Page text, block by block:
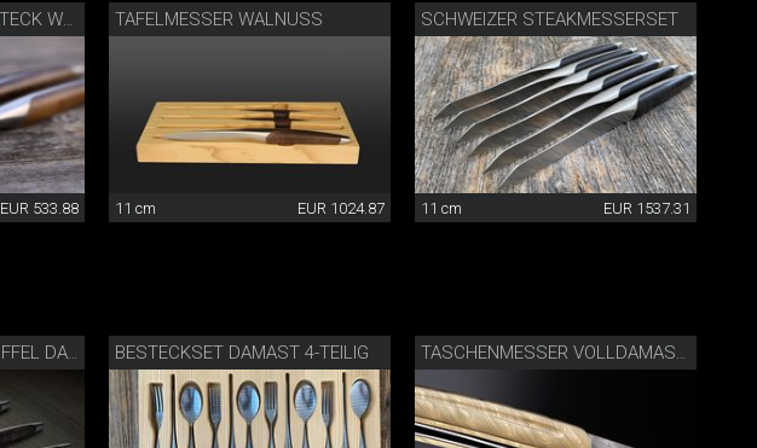
SCHWEIZER STEAKBESTECK WALNUSS
EUR 533.88
TAFELMESSER WALNUSS
11 cm EUR 1024.87
SCHWEIZER STEAKMESSERSET
11 cm EUR 1537.31
STEAKBESTECK MIT LÖFFEL DAMAST BESTECKSET DAMAST 4-TEILIG TASCHENMESSER VOLLDAMAST GOLDFARBIG